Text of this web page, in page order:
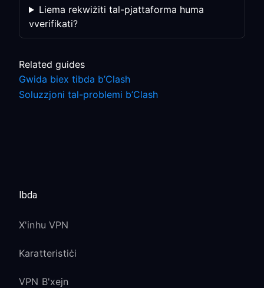
Liema rekwiżiti tal-pjattaforma huma
vverifikati?
Related guides
Gwida biex tibda b’Clash
Soluzzjoni tal-problemi b’Clash
Ibda
X'inhu VPN
Karatteristiċi
VPN B'xejn